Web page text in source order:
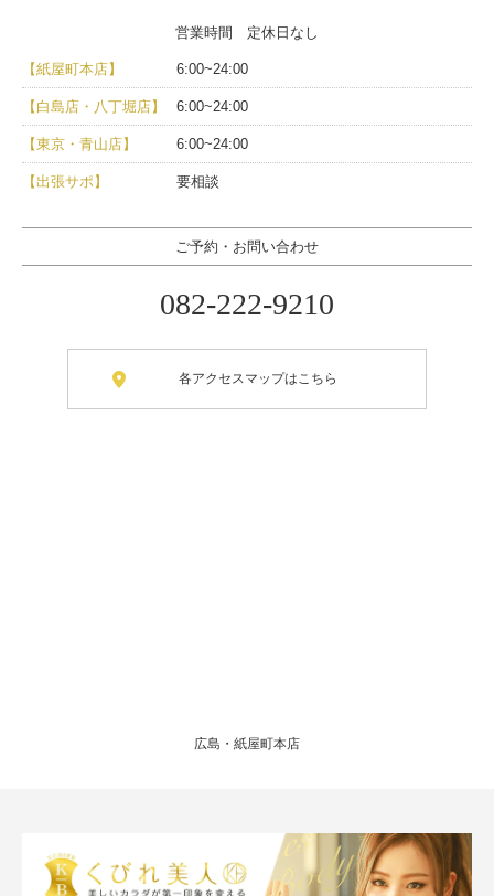
営業時間 定休日なし
【紙屋町本店】 6:00~24:00
【白島店・八丁堀店】 6:00~24:00
【東京・青山店】 6:00~24:00
【出張サポ】 要相談
ご予約・お問い合わせ
082-222-9210
各アクセスマップはこちら
広島・紙屋町本店